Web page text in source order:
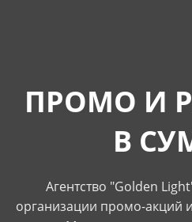
ПРОМО И
В
Агентство "Golden
организации промо-акций